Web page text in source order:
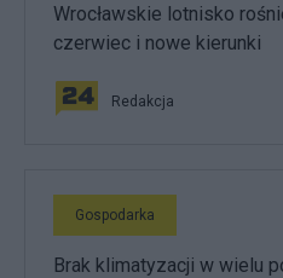
Wrocławskie lotnisko
czerwiec i nowe kierunki
Redakcja
Gospodarka
Brak klimatyzacji w wielu